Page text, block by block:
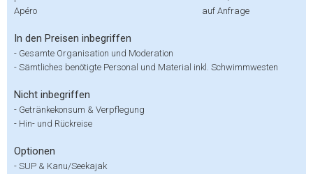
Apéro
auf Anfrage
In den Preisen inbegriffen
- Gesamte Organisation und Moderation
- Sämtliches benötigte Personal und Material inkl. Schwimmwesten
Nicht inbegriffen
- Getränkekonsum & Verpflegung
- Hin- und Rückreise
Optionen
- SUP & Kanu/Seekajak